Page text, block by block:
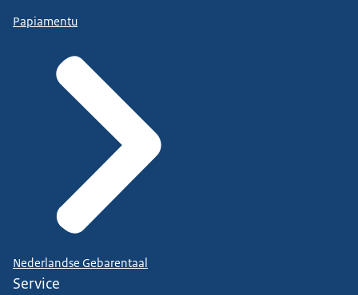
Papiamentu
Nederlandse Gebarentaal
Service